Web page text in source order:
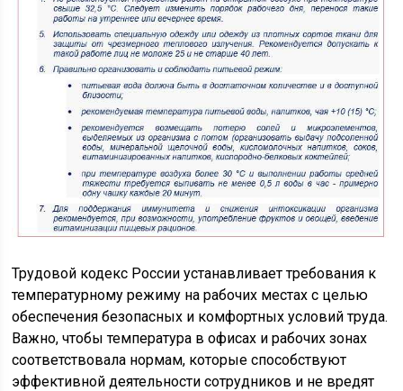
Трудовой кодекс России устанавливает требования к
температурному режиму на рабочих местах с целью
обеспечения безопасных и комфортных условий труда.
Важно, чтобы температура в офисах и рабочих зонах
соответствовала нормам, которые способствуют
эффективной деятельности сотрудников и не вредят